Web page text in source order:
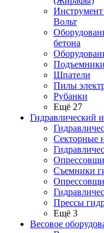
Инструмент
Вольт
бетона
Подъемники
Шпатели
Пилы
Рубанки
Ещё 27
Гидравлический
Секторные
Съемники
Прессы
Ещё 3
Весовое